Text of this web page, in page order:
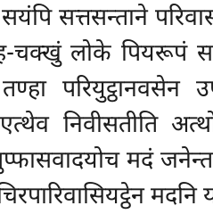
सत्तसन्ताने
चक्खुं लोके पियरूपं
निवीसतीति
मदं